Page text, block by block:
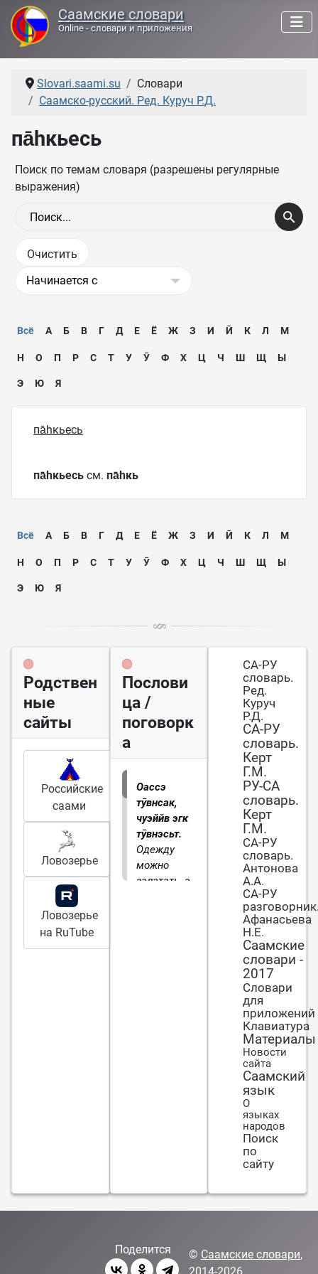
Саамские словари
Online - словари и приложения
Slovari.saami.su
Словари
Саамско-русский. Ред. Куруч Р.Д.
па̄һкьесь
Поиск по темам словаря (разрешены регулярные
выражения)
Всё А Б В Г Д Е Ё Ж З И Ӣ К Л М
Н О П Р С Т У Ӯ Ф Х Ц Ч Ш Щ Ы
Э Ю Я
па̄һкьесь
па̄һкьесь см. па̄һкь
Всё А Б В Г Д Е Ё Ж З И Ӣ К Л М
Н О П Р С Т У Ӯ Ф Х Ц Ч Ш Щ Ы
Э Ю Я
Родствен
ные
сайты
Российские
саами
Ловозерье
Ловозерье
на RuTube
Послови
ца /
поговорк
а
Оассэ
тӯвнсак,
чуэййв эгк
тӯвнэсьт.
Одежду
можно
залатать, а
СА-РУ
словарь.
Ред.
Куруч
Р.Д.
СА-РУ
словарь.
Керт
Г.М.
РУ-СА
словарь.
Керт
Г.М.
СА-РУ
словарь.
Антонова
А.А.
СА-РУ
Афанасьева
Н.Е.
Саамские
словари -
2017
Словари
для
приложений
Клавиатура
Материалы
Новости
сайта
Саамский
язык
О
языках
народов
Поиск
по
сайту
Поделится © Саамские словари,